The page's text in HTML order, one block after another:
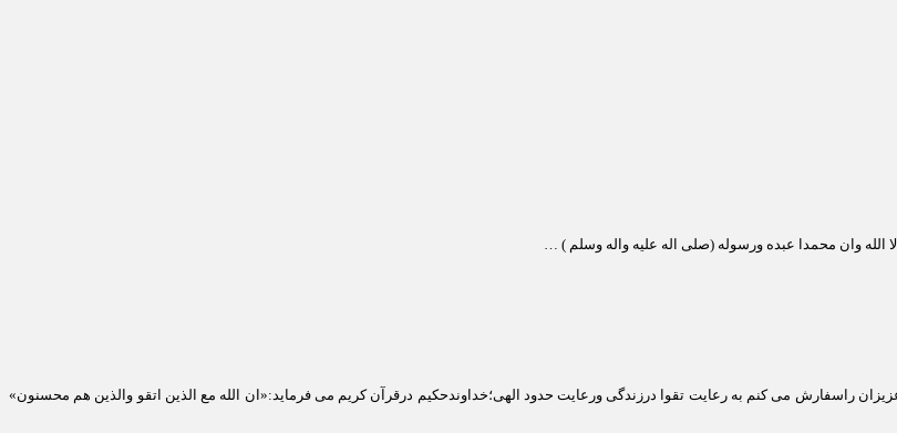
الله وان محمدا عبده ورسوله (صلی اله علیه واله وسلم ) …
راسفارش می کنم به رعایت تقوا درزندگی ورعایت حدود الهی؛خداوندحکیم درقرآن کریم می فرماید:«ان الله مع الذین اتقو والذین هم محسنون»